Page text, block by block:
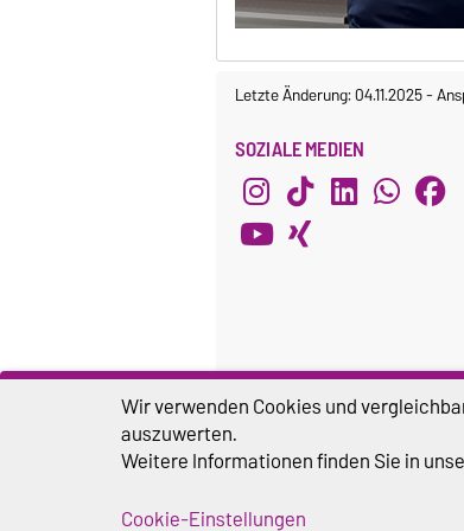
Letzte Änderung: 04.11.2025-
SOZIALE MEDIEN
Wir verwenden Cookies und
auszuwerten.
Weitere Informationen finden Sie in
Cookie-Einstellungen